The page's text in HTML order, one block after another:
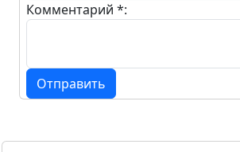
Комментарий *:
Отправить